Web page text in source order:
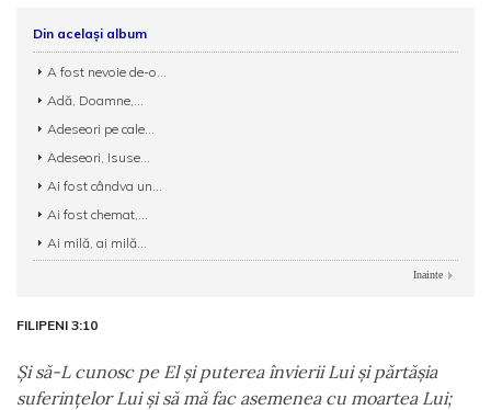
Din același album
A fost nevoie de-o...
Adă, Doamne,...
Adeseori pe cale...
Adeseori, Isuse...
Ai fost cândva un...
Ai fost chemat,...
Ai milă, ai milă...
Inainte
FILIPENI 3:10
Şi să-L cunosc pe El şi puterea învierii Lui şi părtăşia
suferinţelor Lui şi să mă fac asemenea cu moartea Lui;